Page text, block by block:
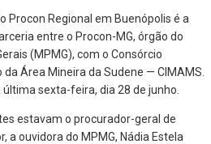
Procon Regional em Buenópolis é a
entre o Procon-MG, órgão do
(MPMG), com o Consórcio
Área Mineira da Sudene — CIMAMS.
sexta-feira, dia 28 de junho.
estavam o procurador-geral de
a ouvidora do MPMG, Nádia Estela